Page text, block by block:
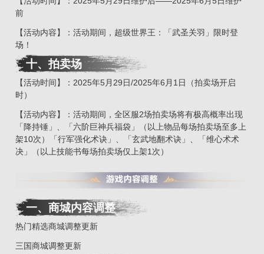
前
【活动内容】：活动期间，超级世界王：「武圣关羽」限时登
场！
十、拍卖场
【活动时间】：2025年5月29日/2025年6月1日（拍卖场开启
时）
【活动内容】：活动期间，全区服2场拍卖场将有极高概率出现
「降持锤」、「六阶巨神兵福袋」（以上物品每场拍卖场至多上
架10次）「行军强化术诀」、「玄武地翻术诀」、「维心术术
决」（以上技能书每场拍卖场仅上架1次）
一、商城内容调整
热门精选商城调整更新
三国商城调整更新